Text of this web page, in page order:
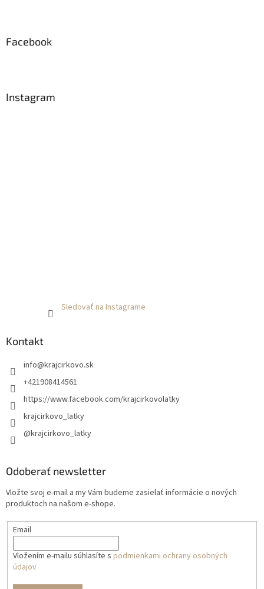
Facebook
Instagram
Sledovať na Instagrame
Kontakt
info@krajcirkovo.sk
+421908414561
https://www.facebook.com/krajcirkovolatky
krajcirkovo_latky
@krajcirkovo_latky
Odoberať newsletter
Vložte svoj e-mail a my Vám budeme zasielať informácie o nových
produktoch na našom e-shope.
Email
Vložením e-mailu súhlasíte s podmienkami ochrany osobných
údajov